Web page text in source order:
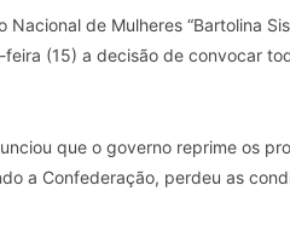
Nacional de Mulheres “Bartolina
(15) a decisão de convocar
que o governo reprime os
a Confederação, perdeu as